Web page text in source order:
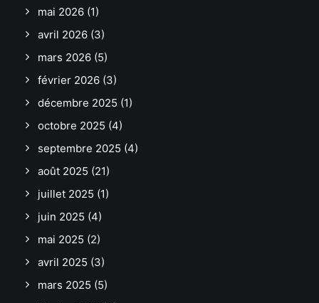
mai 2026 (1)
avril 2026 (3)
mars 2026 (5)
février 2026 (3)
décembre 2025 (1)
octobre 2025 (4)
septembre 2025 (4)
août 2025 (21)
juillet 2025 (1)
juin 2025 (4)
mai 2025 (2)
avril 2025 (3)
mars 2025 (5)